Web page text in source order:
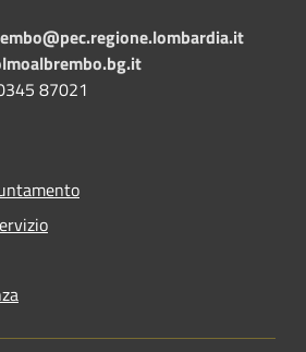
87021